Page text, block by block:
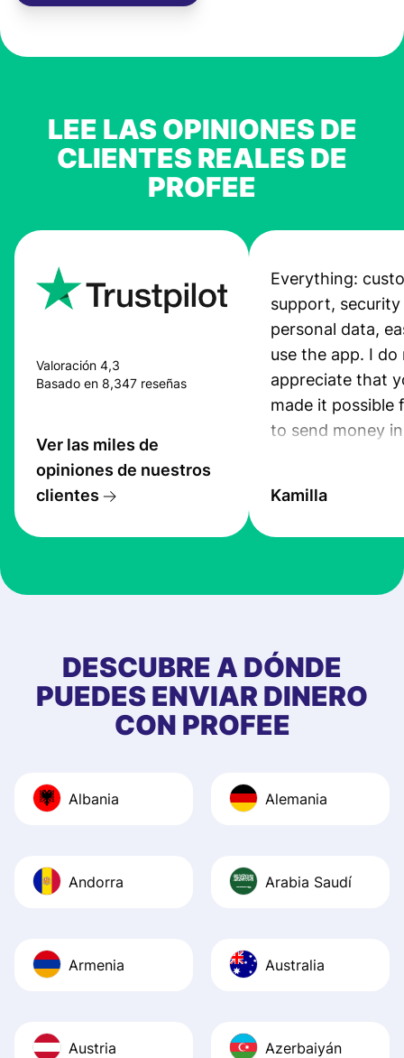
LEE LAS OPINIONES DE
CLIENTES REALES DE
PROFEE
Valoración 4,3
Basado en 8,347 reseñas
Ver las miles de
opiniones de nuestros
clientes
Everything:
support,
personal data,
use the app. I do
appreciate that
made it possible
to send money
Kamilla
DESCUBRE A DÓNDE
PUEDES ENVIAR DINERO
CON PROFEE
Albania Alemania
Andorra Arabia Saudí
Armenia Australia
Austria Azerbaiyán